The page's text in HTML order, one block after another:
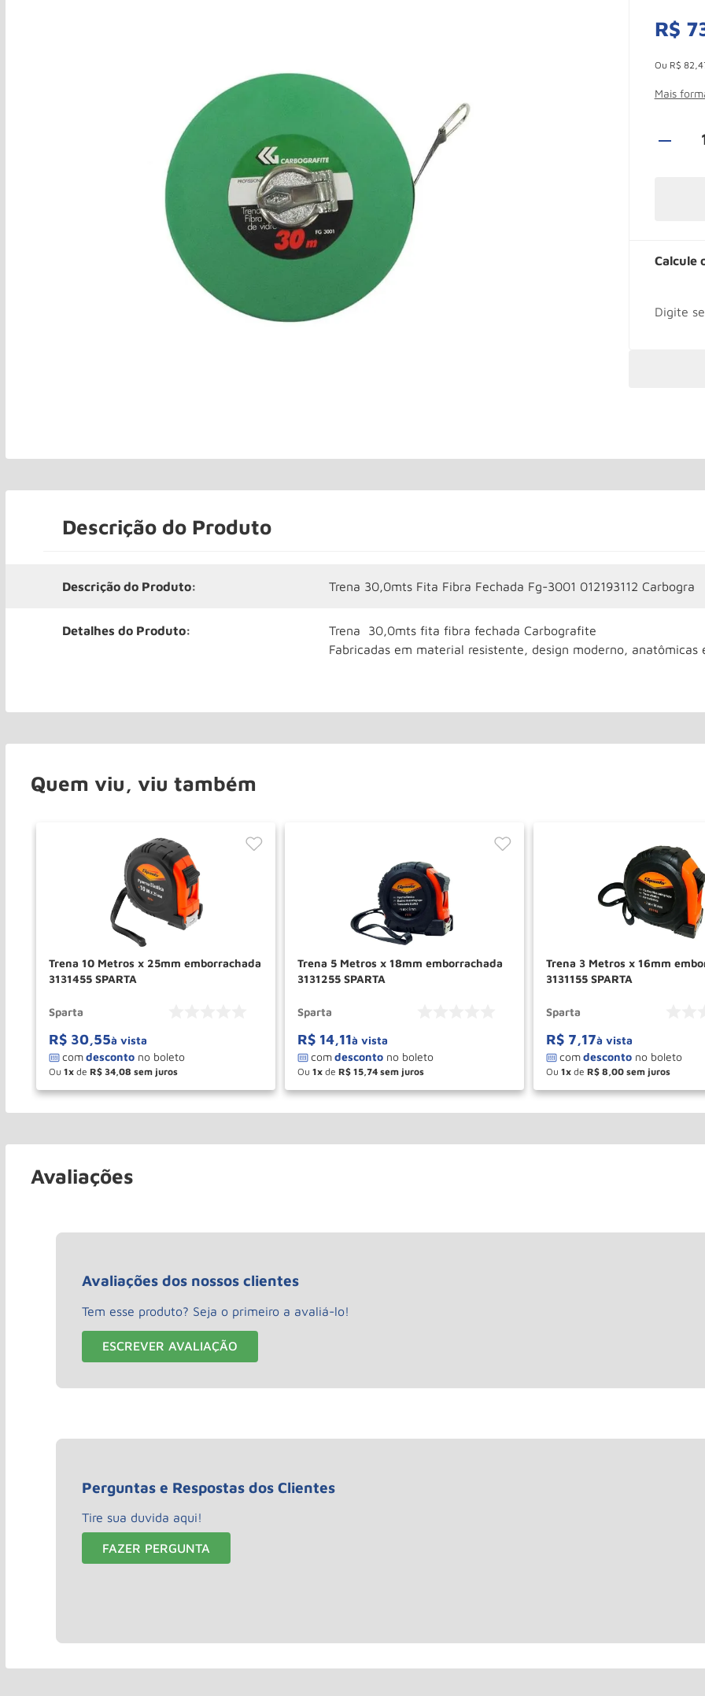
R$
Ou R$ 82
Mais
Calcule
Descrição do Produto
Descrição do Produto: Trena 30,0mts Fita Fibra Fechada Fg-3001 012193112 Carbogra
Detalhes do Produto:
Trena 30,0mts fita fibra fechada Carbografite
Fabricadas em material resistente, design moderno,
Quem viu, viu também
Trena 10 Metros x 25mm emborrachada
3131455 SPARTA
Sparta
R$ 30,55à vista
Ou 1 de R$ 34 08
＋
－ COMPRAR
Trena 5 Metros x 18mm emborrachada
3131255 SPARTA
Sparta
R$ 14,11à vista
Ou 1 de R$ 15 74
＋
－ COMPRAR
Trena 3 Metros x 16mm
3131155 SPARTA
Sparta
R$ 7,17à vista
Ou 1 de R$ 8 00
＋
－
Avaliações
Avaliações dos nossos clientes
Tem esse produto? Seja o primeiro a avaliá-lo!
ESCREVER AVALIAÇÃO
Perguntas e Respostas dos Clientes
Tire sua duvida aqui!
FAZER PERGUNTA